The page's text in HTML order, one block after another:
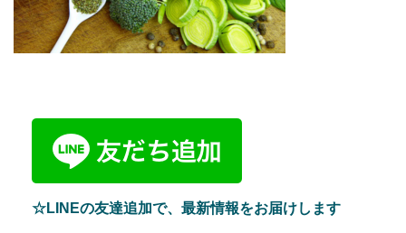
☆LINEの友達追加で、最新情報をお届けします